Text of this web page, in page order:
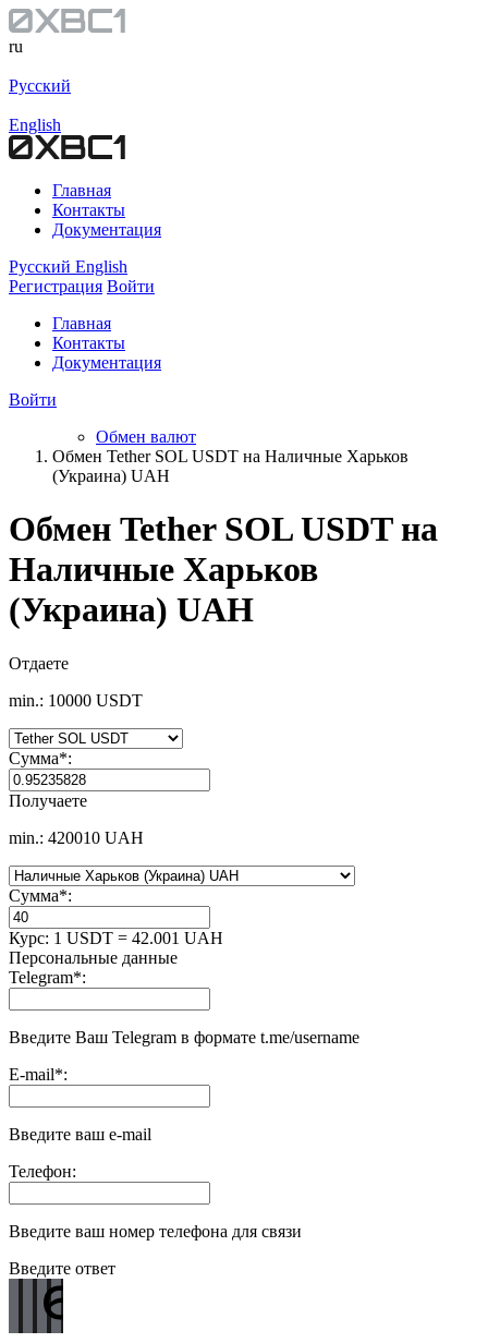
ru
Русский
English
Главная
Контакты
Документация
Русский English
Регистрация Войти
Главная
Контакты
Документация
Войти
Обмен валют
Обмен Tether SOL USDT на Наличные Харьков
(Украина) UAH
Обмен Tether SOL USDT на
Наличные Харьков
(Украина) UAH
Отдаете
min.: 10000 USDT
Сумма*:
Получаете
min.: 420010 UAH
Сумма*:
Курс: 1 USDT = 42.001 UAH
Персональные данные
Telegram*:
Введите Ваш Telegram в формате t.me/username
E-mail*:
Введите ваш e-mail
Телефон:
Введите ваш номер телефона для связи
Введите ответ